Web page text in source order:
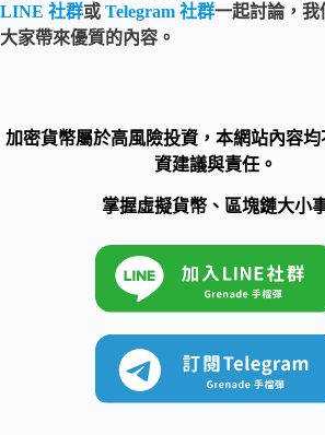
LINE 社群或 Telegram 社群一起討論，我
大家帶來優質的內容。
加密貨幣屬於高風險投資，本網站內容
資建議與責任。
掌握虛擬貨幣、區塊鏈大小